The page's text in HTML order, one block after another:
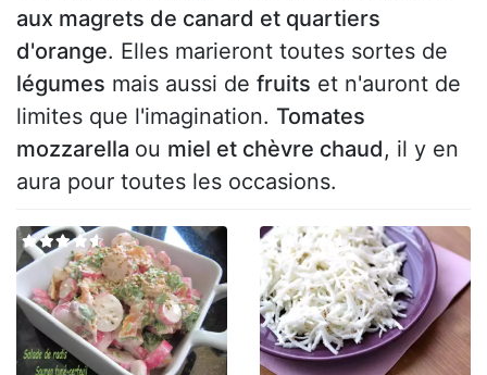
aux magrets de canard et quartiers
d'orange. Elles marieront toutes sortes de
légumes mais aussi de fruits et n'auront de
limites que l'imagination. Tomates
mozzarella ou miel et chèvre chaud, il y en
aura pour toutes les occasions.